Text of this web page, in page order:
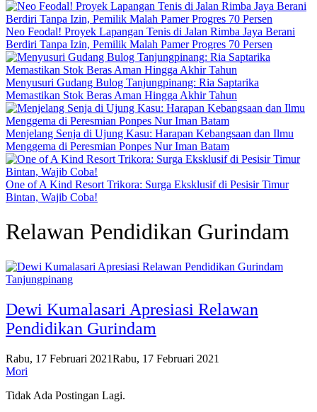
Neo Feodal! Proyek Lapangan Tenis di Jalan Rimba Jaya Berani
Berdiri Tanpa Izin, Pemilik Malah Pamer Progres 70 Persen
Menyusuri Gudang Bulog Tanjungpinang: Ria Saptarika
Memastikan Stok Beras Aman Hingga Akhir Tahun
Menjelang Senja di Ujung Kasu: Harapan Kebangsaan dan Ilmu
Menggema di Peresmian Ponpes Nur Iman Batam
One of A Kind Resort Trikora: Surga Eksklusif di Pesisir Timur
Bintan, Wajib Coba!
Relawan Pendidikan Gurindam
Tanjungpinang
Dewi Kumalasari Apresiasi Relawan
Pendidikan Gurindam
Rabu, 17 Februari 2021Rabu, 17 Februari 2021
Mori
Tidak Ada Postingan Lagi.